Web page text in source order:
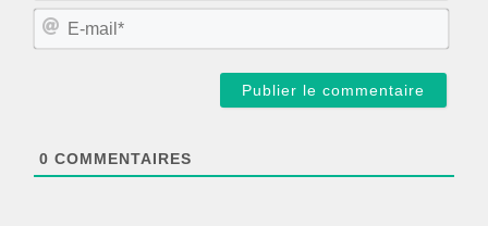
m
E
0 COMMENTAIRES